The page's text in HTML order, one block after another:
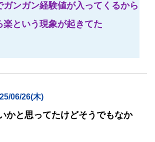
ガンガン経験値が入ってくるから
楽という現象が起きてた
25/06/26(木)
かと思ってたけどそうでもなか